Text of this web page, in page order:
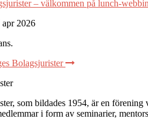
– välkommen på lunch-
2026
.
Bolagsjurister
som bildades 1954, är en
i form av seminarier,